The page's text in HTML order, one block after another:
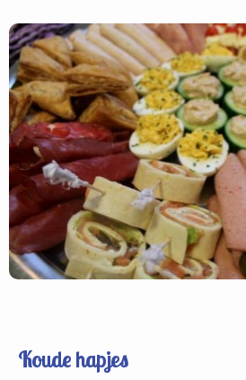
Koude hapjes